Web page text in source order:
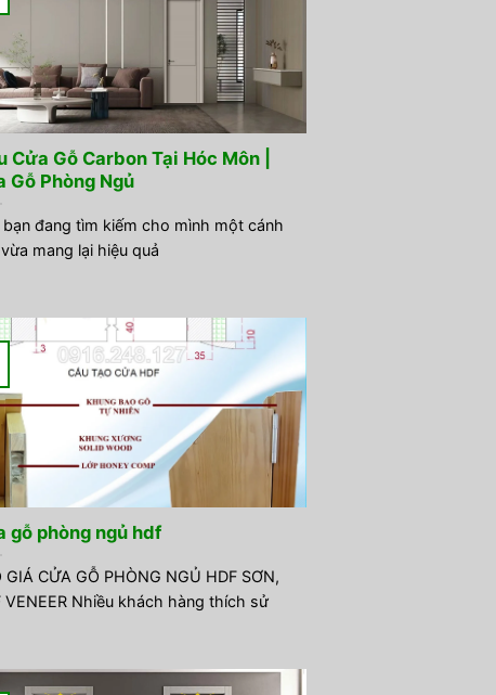
Cửa Gỗ Carbon Tại Hóc Môn |
Gỗ Phòng Ngủ
bạn đang tìm kiếm cho mình một cánh
mang lại hiệu quả
gỗ phòng ngủ hdf
GIÁ CỬA GỖ PHÒNG NGỦ HDF SƠN,
VENEER Nhiều khách hàng thích sử